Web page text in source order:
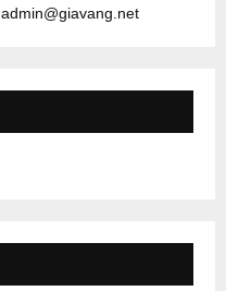
admin@giavang.net